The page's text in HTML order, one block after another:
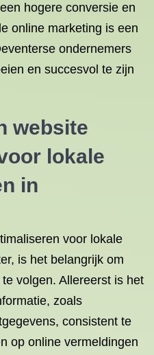
hogere conversie en
online marketing is een
ondernemers
en succesvol te zijn
website
lokale
in
voor lokale
is het belangrijk om
volgen. Allereerst is het
zoals
consistent te
op online vermeldingen